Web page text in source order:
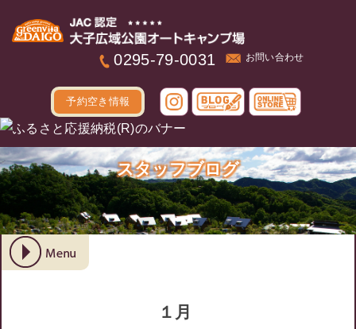
0295-79-0031 お問い合わせ
予約空き情報
スタッフブログ
１月